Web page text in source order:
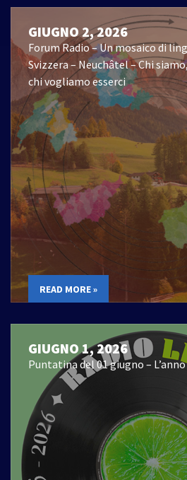
GIUGNO 2, 2026
Forum Radio – Un mosaico di
Svizzera – Neuchâtel – Chi
chi vogliamo esserci
READ MORE »
GIUGNO 1, 2026
Puntatina del 01 giugno –